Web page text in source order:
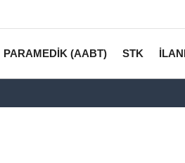
PARAMEDİK (AABT) STK